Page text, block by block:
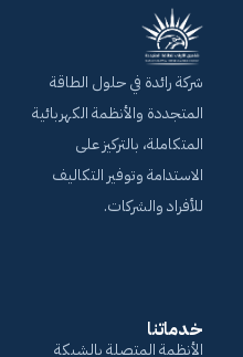
شركة رائدة في حلول الطاقة
المتجددة والأنظمة الكهربائية
المتكاملة، بالتركيز على
الاستدامة وتوفير التكاليف
للأفراد والشركات.
خدماتنا
الأنظمة المتصلة بالشبكة